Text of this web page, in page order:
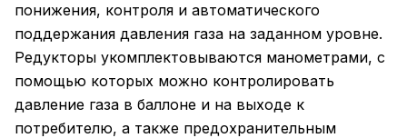
понижения, контроля и автоматического
поддержания давления газа на заданном уровне.
Редукторы укомплектовываются манометрами, с
помощью которых можно контролировать
давление газа в баллоне и на выходе к
потребителю, а также предохранительным